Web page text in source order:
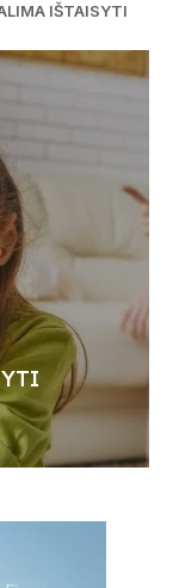
IŠTAISYTI